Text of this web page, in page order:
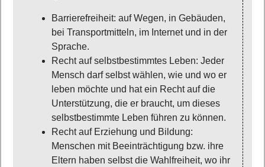
Barrierefreiheit: auf Wegen, in Gebäuden,
bei Transportmitteln, im Internet und in der
Sprache.
Recht auf selbstbestimmtes Leben: Jeder
Mensch darf selbst wählen, wie und wo er
leben möchte und hat ein Recht auf die
Unterstützung, die er braucht, um dieses
selbstbestimmte Leben führen zu können.
Recht auf Erziehung und Bildung:
Menschen mit Beeinträchtigung bzw. ihre
Eltern haben selbst die Wahlfreiheit, wo ihr